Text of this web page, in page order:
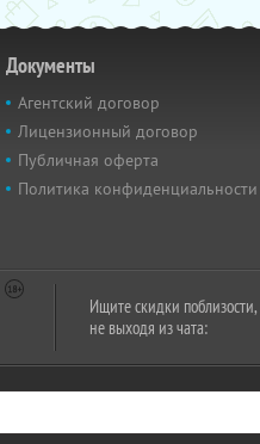
Документы
Агентский договор
Лицензионный договор
Публичная оферта
Политика конфиденциальности
Ищите скидки поблизости,
не выходя из чата: